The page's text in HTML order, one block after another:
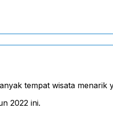
tempat wisata menarik
2022 ini.